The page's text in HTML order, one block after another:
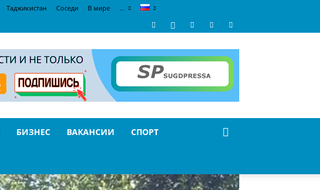
Таджикистан Соседи В мире …
БИЗНЕС ВАКАНСИИ СПОРТ